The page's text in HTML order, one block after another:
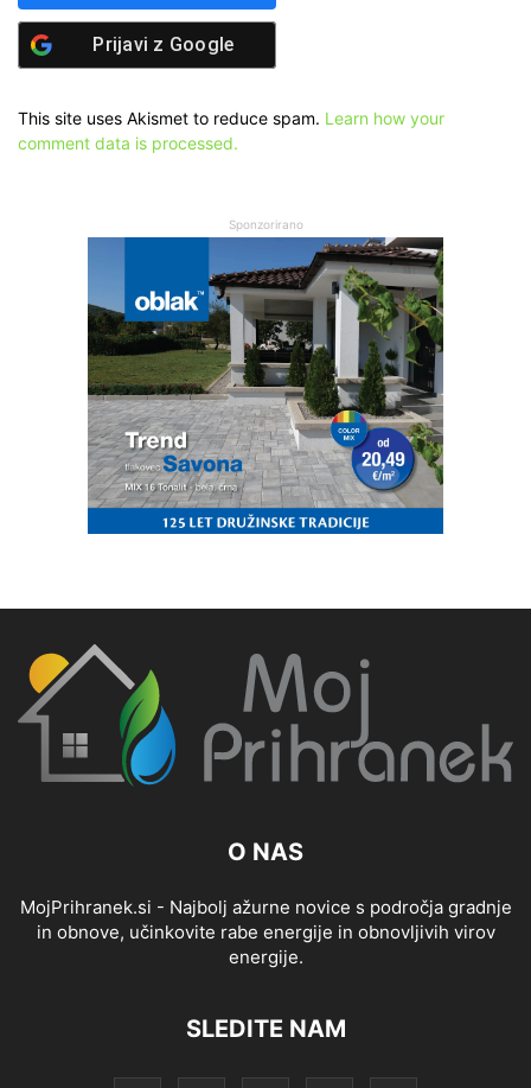
Prijavi z Google
This site uses Akismet to reduce spam. Learn how your
comment data is processed.
Sponzorirano
O NAS
MojPrihranek.si - Najbolj ažurne novice s področja gradnje
in obnove, učinkovite rabe energije in obnovljivih virov
energije.
SLEDITE NAM